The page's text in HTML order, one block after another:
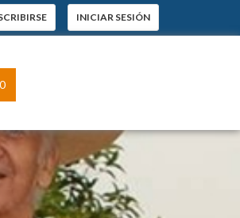
INICIAR SESIÓN